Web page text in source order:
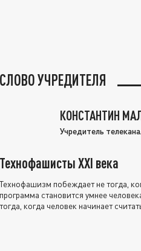
СЛОВО УЧРЕДИТЕЛЯ
КОНСТАНТИН
Учредитель
Технофашисты XXI века
Технофашизм побеждает не тогда,
программа становится умнее
тогда, когда человек начинает